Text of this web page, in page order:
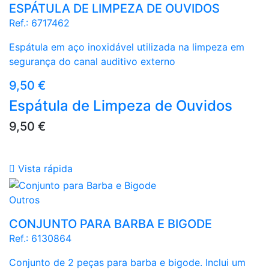
ESPÁTULA DE LIMPEZA DE OUVIDOS
Ref.: 6717462
Espátula em aço inoxidável utilizada na limpeza em
segurança do canal auditivo externo
Preço
9,50 €
Espátula de Limpeza de Ouvidos
Preço
9,50 €
 Vista rápida
Outros
CONJUNTO PARA BARBA E BIGODE
Ref.: 6130864
Conjunto de 2 peças para barba e bigode. Inclui um